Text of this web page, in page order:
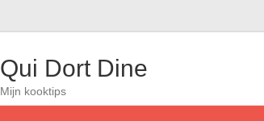
Qui Dort Dine
Mijn kooktips